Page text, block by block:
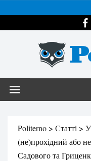
Politerno > Статті >
(не)прохідний або
Садового та